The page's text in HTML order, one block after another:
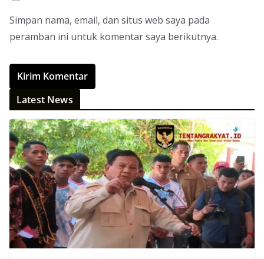
Simpan nama, email, dan situs web saya pada
peramban ini untuk komentar saya berikutnya.
Latest News